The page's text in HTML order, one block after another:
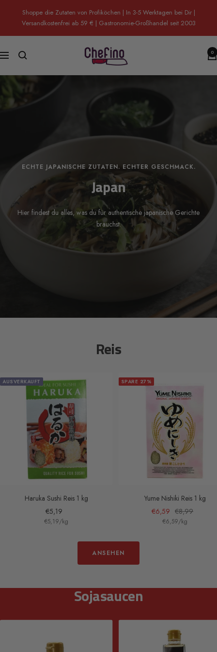
Shoppe die Zutaten von Profiköchen | In 3-5 Werktagen bei Dir |
Versandkostenfrei ab 59 € | Gastronomie-Großhandel seit 2003
Navigation
Chefino 0
ECHTE JAPANISCHE ZUTATEN. ECHTER GESCHMACK.
Japan
Hier findest du alles, was du für authentische japanische Gerichte
brauchst.
Reis
AUSVERKAUFT
Haruka Sushi Reis 1 kg
Angebotspreis
€5,19
€5,19/kg
SPARE 27%
Yume Nishiki Reis 1 kg
Angebotspreis
€6,59 Regulärer
Preis
€8,99
€6,59/kg
ANSEHEN
Sojasaucen